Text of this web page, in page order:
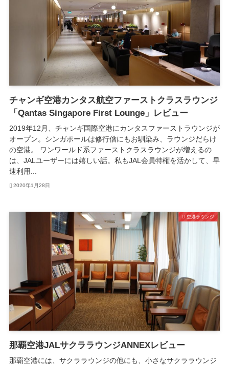
チャンギ空港カンタス航空ファーストクラスラウンジ
「Qantas Singapore First Lounge」レビュー
2019年12月、チャンギ国際空港にカンタスファーストラウンジが
オープン。シンガポールは修行僧にもお馴染み、ラウンジだらけ
の空港。 ワンワールド系ファーストクラスラウンジが増えるの
は、JALユーザーには嬉しい話。私もJAL会員特権を活かして、早
速利用...
2020年1月28日
空港ラウンジ
那覇空港JALサクララウンジANNEXレビュー
那覇空港には、サクララウンジの他にも、小さなサクララウンジ